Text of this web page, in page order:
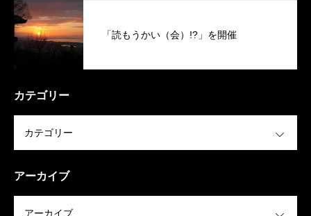
「読もうかい（会）!?」を開催
カテゴリー
アーカイブ